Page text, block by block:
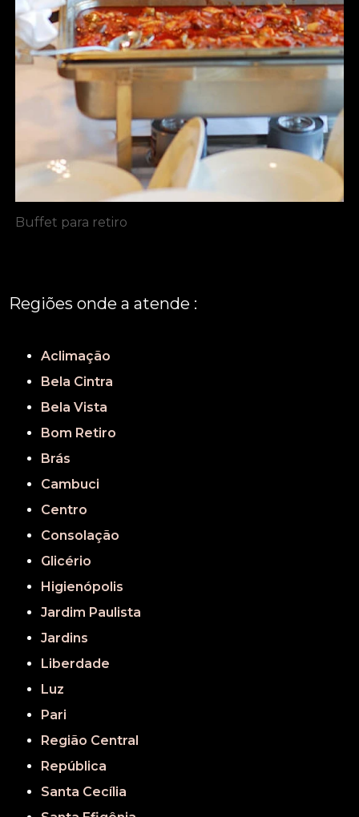
Buffet para retiro
Regiões onde a atende :
Aclimação
Bela Cintra
Bela Vista
Bom Retiro
Brás
Cambuci
Centro
Consolação
Glicério
Higienópolis
Jardim Paulista
Jardins
Liberdade
Luz
Pari
Região Central
República
Santa Cecília